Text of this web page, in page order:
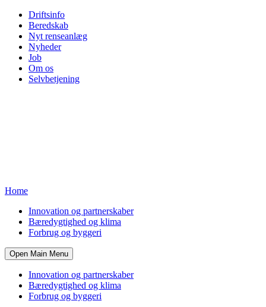
Driftsinfo
Beredskab
Nyt renseanlæg
Nyheder
Job
Om os
Selvbetjening
Home
Innovation og partnerskaber
Bæredygtighed og klima
Forbrug og byggeri
Open Main Menu
Innovation og partnerskaber
Bæredygtighed og klima
Forbrug og byggeri